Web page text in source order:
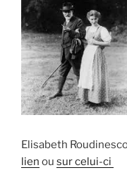
Elisabeth
lien ou sur celui-ci